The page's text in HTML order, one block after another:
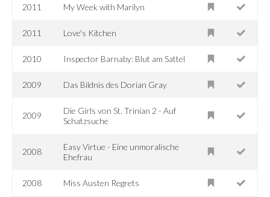
2011 My Week with Marilyn
2011 Love's Kitchen
2010 Inspector Barnaby: Blut am Sattel
2009 Das Bildnis des Dorian Gray
2009
Die Girls von St. Trinian 2 - Auf
Schatzsuche
2008
Easy Virtue - Eine unmoralische
Ehefrau
2008 Miss Austen Regrets